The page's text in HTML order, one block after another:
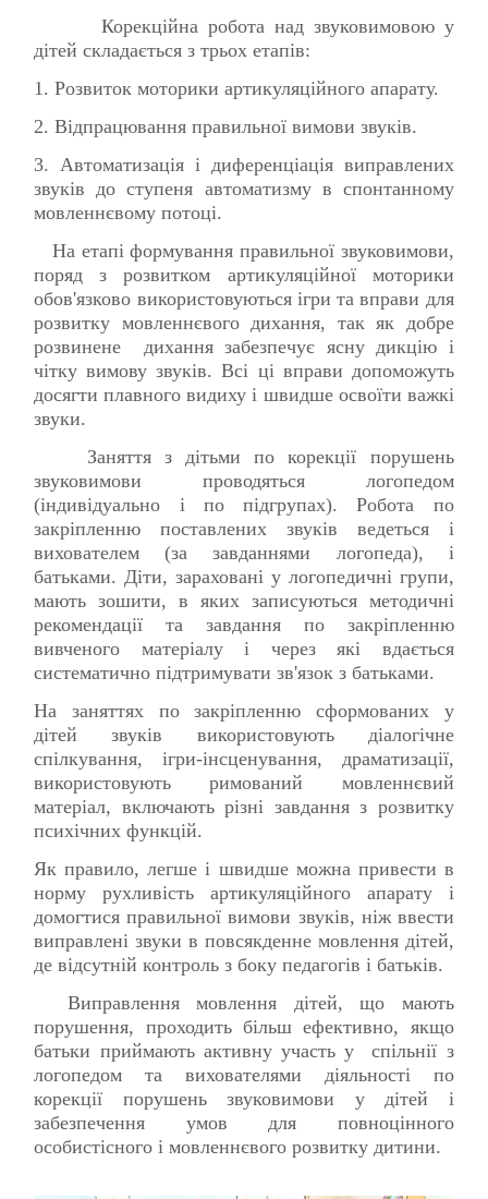
Корекційна робота над звуковимовою у
дітей складається з трьох етапів:
1. Розвиток моторики артикуляційного апарату.
2. Відпрацювання правильної вимови звуків.
3. Автоматизація і диференціація виправлених
звуків до ступеня автоматизму в спонтанному
мовленнєвому потоці.
На етапі формування правильної звуковимови,
поряд з розвитком артикуляційної моторики
обов'язково використовуються ігри та вправи для
розвитку мовленнєвого дихання, так як добре
розвинене дихання забезпечує ясну дикцію і
чітку вимову звуків. Всі ці вправи допоможуть
досягти плавного видиху і швидше освоїти важкі
звуки.
Заняття з дітьми по корекції порушень
звуковимови проводяться логопедом
(індивідуально і по підгрупах). Робота по
закріпленню поставлених звуків ведеться і
вихователем (за завданнями логопеда), і
батьками. Діти, зараховані у логопедичні групи,
мають зошити, в яких записуються методичні
рекомендації та завдання по закріпленню
вивченого матеріалу і через які вдається
систематично підтримувати зв'язок з батьками.
На заняттях по закріпленню сформованих у
дітей звуків використовують діалогічне
спілкування, ігри-інсценування, драматизації,
використовують римований мовленнєвий
матеріал, включають різні завдання з розвитку
психічних функцій.
Як правило, легше і швидше можна привести в
норму рухливість артикуляційного апарату і
домогтися правильної вимови звуків, ніж ввести
виправлені звуки в повсякденне мовлення дітей,
де відсутній контроль з боку педагогів і батьків.
Виправлення мовлення дітей, що мають
порушення, проходить більш ефективно, якщо
батьки приймають активну участь у спільнії з
логопедом та вихователями діяльності по
корекції порушень звуковимови у дітей і
забезпечення умов для повноцінного
особистісного і мовленнєвого розвитку дитини.